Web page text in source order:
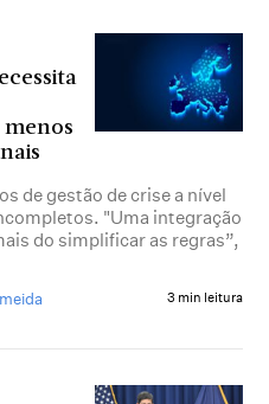
menos
de gestão de crise a nível
"Uma integração
do simplificar as regras”,
3 min leitura